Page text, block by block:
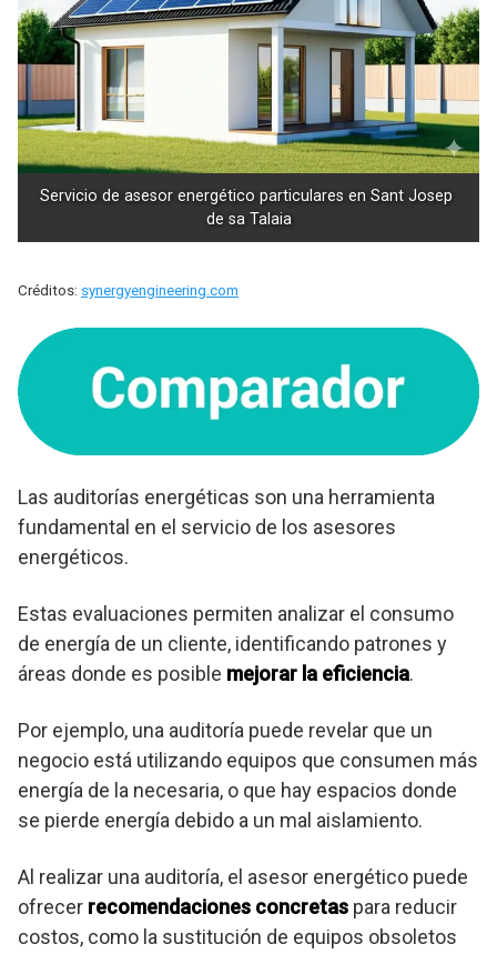
Servicio de asesor energético particulares en Sant Josep
de sa Talaia
Créditos: synergyengineering.com
Las auditorías energéticas son una herramienta
fundamental en el servicio de los asesores
energéticos.
Estas evaluaciones permiten analizar el consumo
de energía de un cliente, identificando patrones y
áreas donde es posible mejorar la eficiencia.
Por ejemplo, una auditoría puede revelar que un
negocio está utilizando equipos que consumen más
energía de la necesaria, o que hay espacios donde
se pierde energía debido a un mal aislamiento.
Al realizar una auditoría, el asesor energético puede
ofrecer recomendaciones concretas para reducir
costos, como la sustitución de equipos obsoletos